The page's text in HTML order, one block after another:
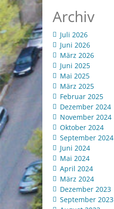
Archiv
Juli 2026
Juni 2026
März 2026
Juni 2025
Mai 2025
März 2025
Februar 2025
Dezember 2024
November 2024
Oktober 2024
September 2024
Juni 2024
Mai 2024
April 2024
März 2024
Dezember 2023
September 2023